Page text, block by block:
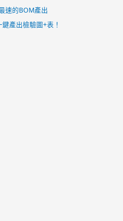
速的BOM產出
產出檢驗圖+表！